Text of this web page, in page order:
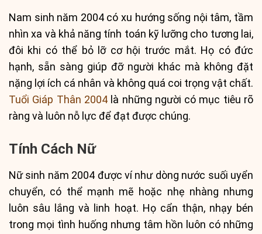
Nam sinh năm 2004 có xu hướng sống nội tâm, tầm
nhìn xa và khả năng tính toán kỹ lưỡng cho tương lai,
đôi khi có thể bỏ lỡ cơ hội trước mắt. Họ có đức
hạnh, sẵn sàng giúp đỡ người khác mà không đặt
nặng lợi ích cá nhân và không quá coi trọng vật chất.
Tuổi Giáp Thân 2004là những người có mục tiêu rõ
ràng và luôn nỗ lực để đạt được chúng.
Tính Cách Nữ
Nữ sinh năm 2004 được ví như dòng nước suối uyển
chuyển, có thể mạnh mẽ hoặc nhẹ nhàng nhưng
luôn sâu lắng và linh hoạt. Họ cẩn thận, nhạy bén
trong mọi tình huống nhưng tâm hồn luôn có những